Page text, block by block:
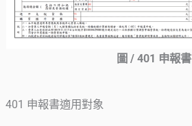
圖 / 401 申報書
401 申報書適用對象